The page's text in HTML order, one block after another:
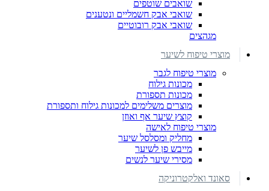
שואבים שוטפים
שואבי אבק חשמליים ונטענים
שואבי אבק רובוטיים
מגהצים
מוצרי טיפוח לשיער
מוצרי טיפוח לגבר
מכונות גילוח
מכונות תספורת
מוצרים משלימים למכונות גילוח ותספורת
קוצץ שיער אף ואוזן
מוצרי טיפוח לאישה
מחליק ומסלסל שיער
מייבש פן לשיער
מסירי שיער לנשים
סאונד ואלקטרוניקה